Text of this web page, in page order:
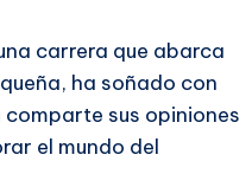
carrera que abarca
ha soñado con
sus opiniones
el mundo del